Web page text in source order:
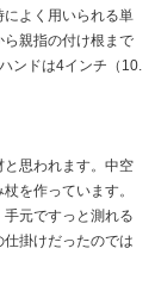
よく用いられる単
親指の付け根まで
ンドは4インチ（10.
と思われます。中空
を作っています。
元ですっと測れる
掛けだったのでは